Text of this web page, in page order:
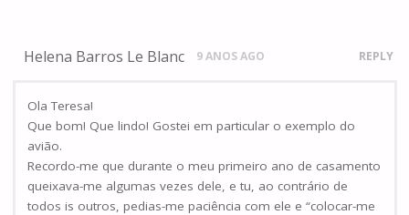
Helena Barros Le Blanc 9 ANOS AGO REPLY
Ola Teresa!
Que bom! Que lindo! Gostei em particular o exemplo do
avião.
Recordo-me que durante o meu primeiro ano de casamento
queixava-me algumas vezes dele, e tu, ao contrário de
todos is outros, pedias-me paciência com ele e “colocar-me